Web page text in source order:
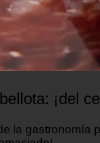
¡del
la